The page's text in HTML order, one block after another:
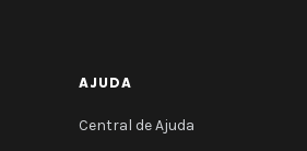
AJUDA
Central de Ajuda